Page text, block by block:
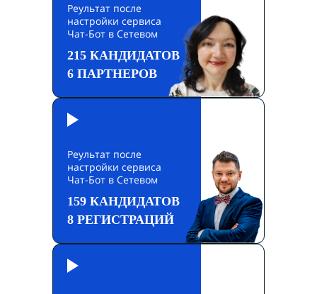
Реультат после
настройки сервиса
Чат-Бот в Сетевом
215 КАНДИДАТОВ
6 ПАРТНЕРОВ
Реультат после
настройки сервиса
Чат-Бот в Сетевом
159 КАНДИДАТОВ
8 РЕГИСТРАЦИЙ